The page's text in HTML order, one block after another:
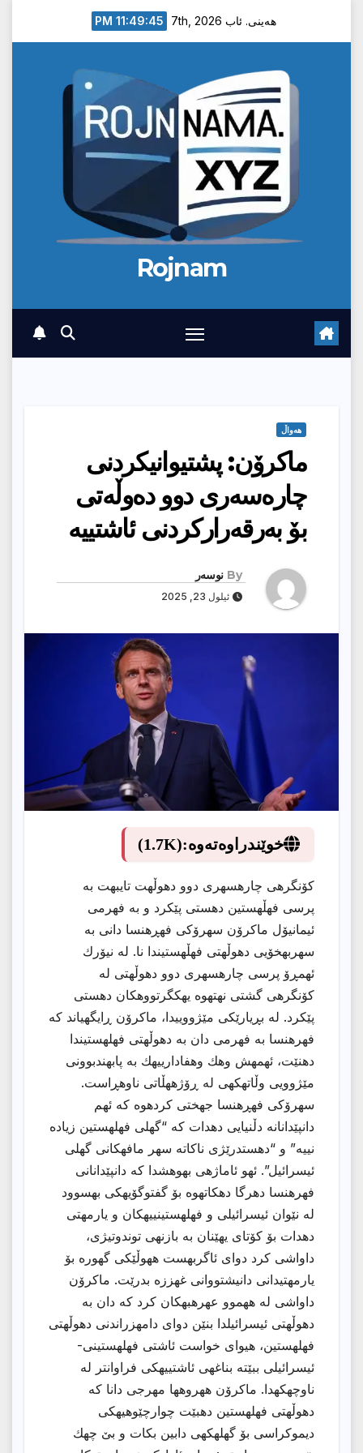
هەینی. ئاب 7th, 2026 11:49:45 PM
Rojnam
هەواڵ
ماكرۆن: پشتیوانیكردنی
چاره‌سه‌ری دوو ده‌وڵه‌تی
بۆ به‌رقه‌راركردنی ئاشتییه‌
By نوسەر
ئیلول 23, 2025
خوێندراوەتەوە:(1.7K)
كۆنگرهی چارهسهری دوو دهوڵهت تایبهت به
پرسی فهڵهستین دهستی پێكرد و به فهرمی
ئیمانیۆل ماكرۆن سهرۆكی فهڕهنسا دانی به
سهربهخۆیی دهوڵهتی فهڵهستیندا نا. له نیۆرك
ئهمڕۆ پرسی چارهسهری دوو دهوڵهتی له
كۆنگرهی گشتی نهتهوه یهكگرتووهكان دهستی
پێكرد. له بڕیارێكی مێژووییدا، ماكرۆن ڕایگهیاند كه
فهرهنسا به فهرمی دان به دهوڵهتی فهلهستیندا
دهنێت، ئهمهش وهك وهفادارییهك به پابهندبوونی
مێژوویی وڵاتهكهی له ڕۆژههڵاتی ناوهڕاست.
سهرۆكی فهڕهنسا جهختی كردهوه كه ئهم
دانپێدانانه دڵنیایی دهدات كه “گهلی فهلهستین زیاده
نییه” و “دهستدرێژی ناكاته سهر مافهكانی گهلی
ئیسرائیل”. ئهو ئاماژهی بهوهشدا كه دانپێدانانی
فهرهنسا دهرگا دهكاتهوه بۆ گفتوگۆیهكی بهسوود
له نێوان ئیسرائیلی و فهلهستینییهكان و یارمهتی
دهدات بۆ كۆتای یهێنان به بازنهی توندوتیژی،
داواشی كرد دوای ئاگربهست ههوڵێكی گهوره بۆ
یارمهتیدانی دانیشتووانی غهززه بدرێت. ماكرۆن
داواشی له ههموو عهرهبهكان كرد كه دان به
دهوڵهتی ئیسرائیلدا بنێن دوای دامهزراندنی دهوڵهتی
فهلهستین، هیوای خواست ئاشتی فهلهستینی-
ئیسرائیلی ببێته بناغهی ئاشتییهكی فراوانتر له
ناوچهكهدا. ماكرۆن ههروهها مهرجی دانا كه
دهوڵهتی فهلهستین دهبێت چوارچێوهیهكی
دیموكراسی بۆ گهلهكهی دابین بكات و بێ چهك